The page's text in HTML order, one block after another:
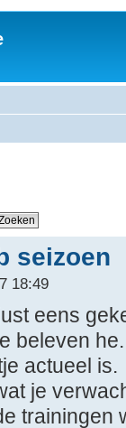
seizoen
18:49
eens
beleven
actueel is.
je
trainingen